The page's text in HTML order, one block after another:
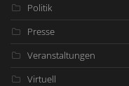
Politik
Presse
Veranstaltungen
Virtuell